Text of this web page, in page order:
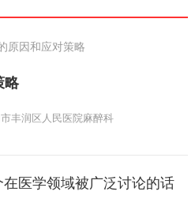
原因和应对策略
略
丰润区人民医院麻醉科
医学领域被广泛讨论的话